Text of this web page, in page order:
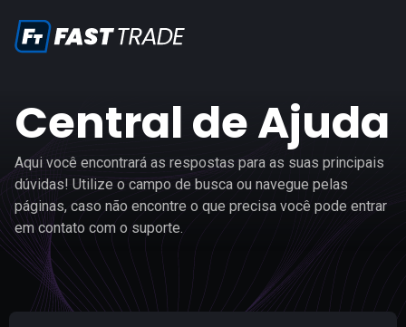
Central de Ajuda
Aqui você encontrará as respostas para as suas principais
dúvidas! Utilize o campo de busca ou navegue pelas
páginas, caso não encontre o que precisa você pode entrar
em contato com o suporte.